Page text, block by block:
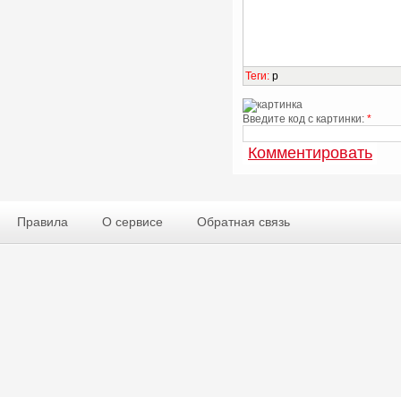
Теги: p
Введите код с картинки: *
Правила О сервисе Обратная связь